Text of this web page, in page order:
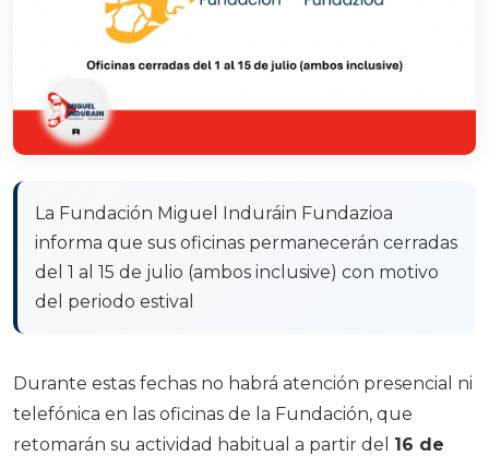
La Fundación Miguel Induráin Fundazioa
informa que sus oficinas permanecerán cerradas
del 1 al 15 de julio (ambos inclusive) con motivo
del periodo estival
Durante estas fechas no habrá atención presencial ni
telefónica en las oficinas de la Fundación, que
retomarán su actividad habitual a partir del 16 de